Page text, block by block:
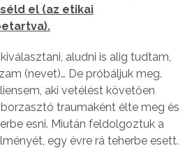
el (az etikai
aludni is alig tudtam,
(nevet)… De próbáljuk meg.
aki vetélést követően
traumaként élte meg és
esni. Miután feldolgoztuk a
egy évre rá teherbe esett.